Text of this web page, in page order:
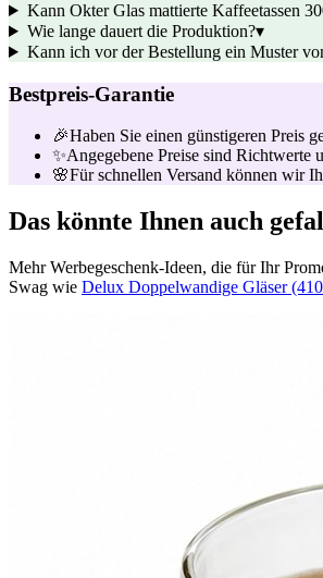
Kann Okter Glas mattierte Kaffeetassen
Wie lange dauert die Produktion?▾
Kann ich vor der Bestellung ein Muster
Bestpreis-Garantie
🎉Haben Sie einen günstigeren Preis
✨Angegebene Preise sind Richtwerte
🌸Für schnellen Versand können wir
Das könnte Ihnen auch
Mehr Werbegeschenk-Ideen, die für Ihr
Swag wie Delux Doppelwandige Gläser